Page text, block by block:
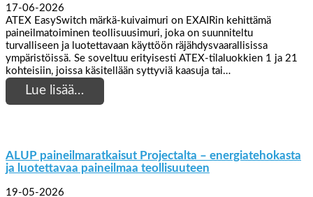
17-06-2026
ATEX EasySwitch märkä-kuivaimuri on EXAIRin kehittämä
paineilmatoiminen teollisuusimuri, joka on suunniteltu
turvalliseen ja luotettavaan käyttöön räjähdysvaarallisissa
ympäristöissä. Se soveltuu erityisesti ATEX-tilaluokkien 1 ja 21
kohteisiin, joissa käsitellään syttyviä kaasuja tai…
Lue lisää…
ALUP paineilmaratkaisut Projectalta – energiatehokasta
ja luotettavaa paineilmaa teollisuuteen
19-05-2026